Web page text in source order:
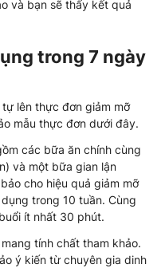
và bạn sẽ thấy kết quả
trong 7 ngày
lên thực đơn giảm mỡ
mẫu thực đơn dưới đây.
các bữa ăn chính cùng
và một bữa gian lận
cho hiệu quả giảm mỡ
trong 10 tuần. Cùng
ít nhất 30 phút.
tính chất tham khảo.
ý kiến từ chuyên gia dinh